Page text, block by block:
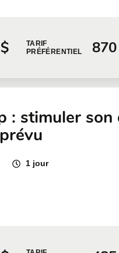
TARIF
PRÉFÉRENTIEL
: stimuler son
1 jour